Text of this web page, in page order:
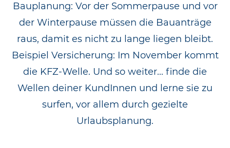
Bauplanung: Vor der Sommerpause und vor
der Winterpause müssen die Bauanträge
raus, damit es nicht zu lange liegen bleibt.
Beispiel Versicherung: Im November kommt
die KFZ-Welle. Und so weiter... finde die
Wellen deiner KundInnen und lerne sie zu
surfen, vor allem durch gezielte
Urlaubsplanung.